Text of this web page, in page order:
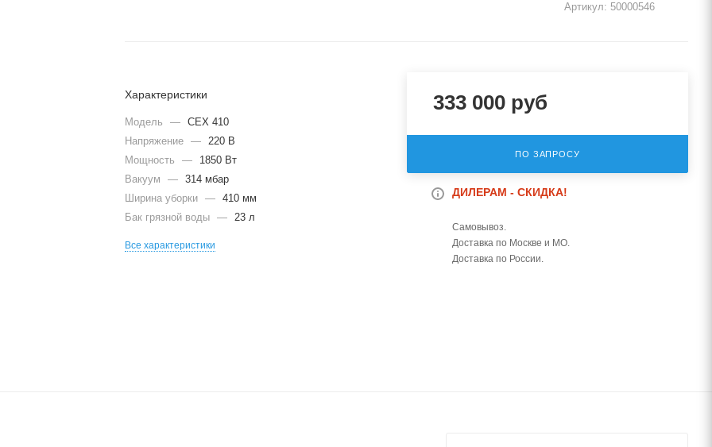
Артикул: 50000546
Характеристики
Модель —
CEX 410
Напряжение
—
220 В
Мощность
—
1850 Вт
Вакуум
—
314 мбар
Ширина уборки
—
410 мм
Бак грязной воды
— 23 л
Все характеристики
333 000руб
ПО ЗАПРОСУ
ДИЛЕРАМ - СКИДКА!
Самовывоз.
Доставка по Москве и МО.
Доставка по России.